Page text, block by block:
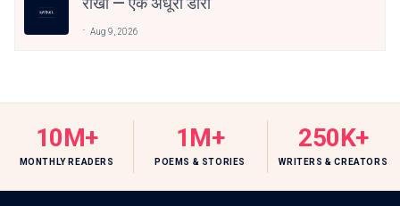
Aug 9, 2026
10M+
MONTHLY READERS
1M+
POEMS & STORIES
250K+
WRITERS & CREATORS